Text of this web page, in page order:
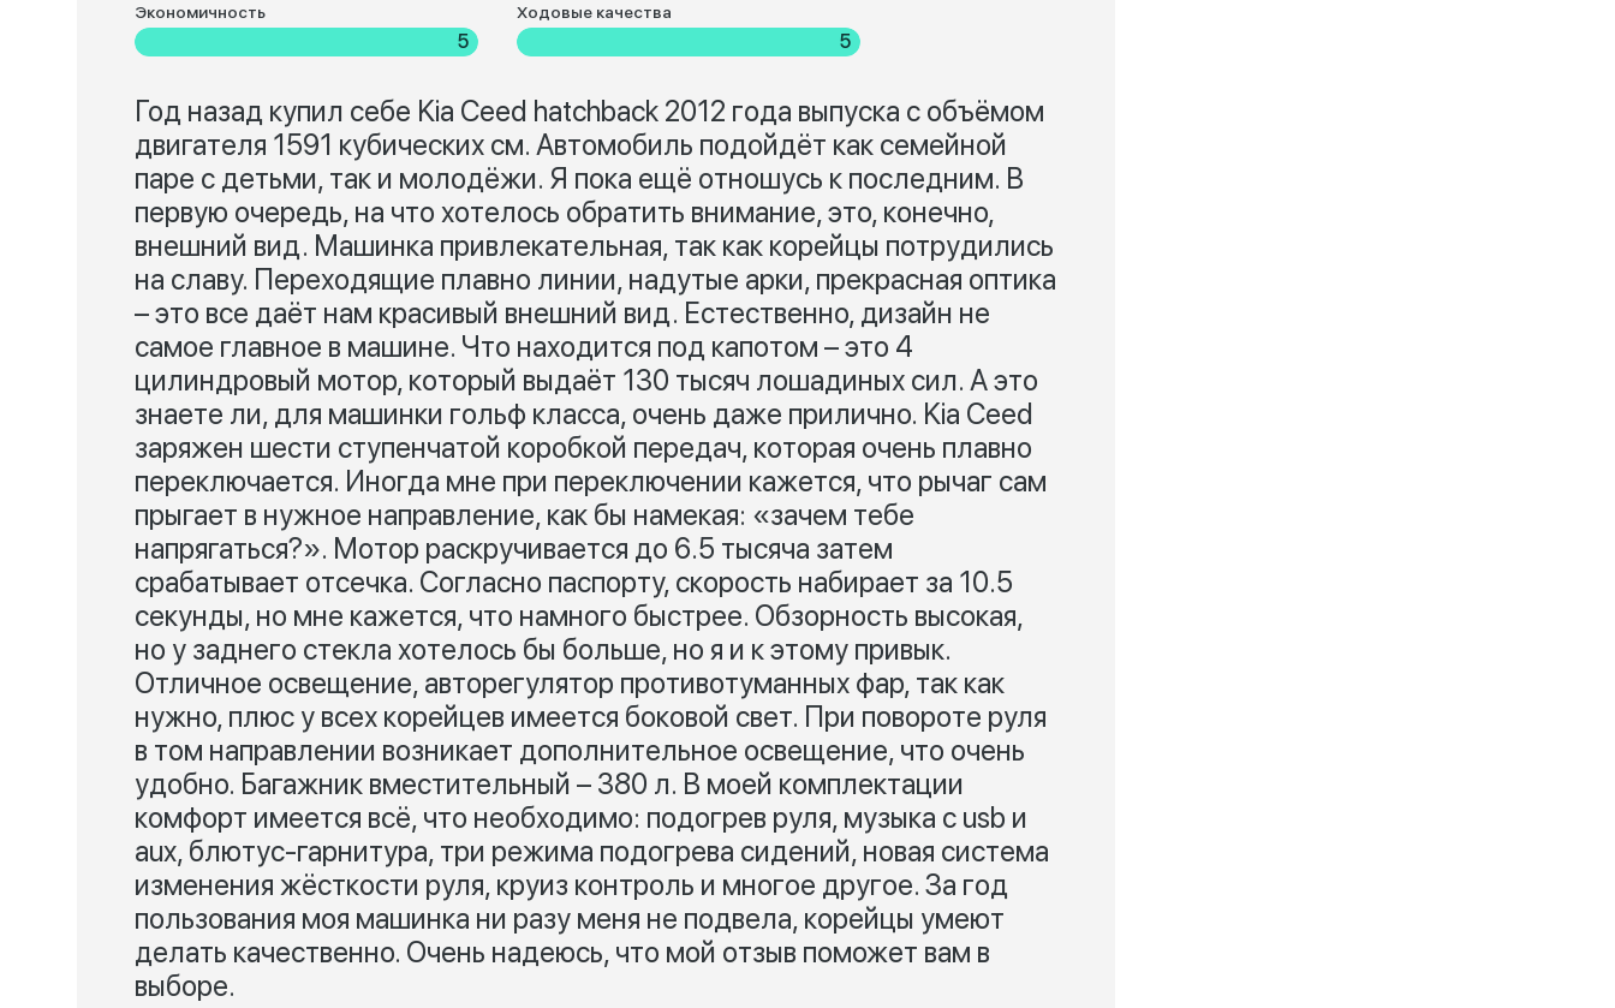
Экономичность
5
Ходовые качества
5
Год назад купил себе Kia Ceed hatchback 2012 года выпуска с объёмом
двигателя 1591 кубических см. Автомобиль подойдёт как семейной
паре с детьми, так и молодёжи. Я пока ещё отношусь к последним. В
первую очередь, на что хотелось обратить внимание, это, конечно,
внешний вид. Машинка привлекательная, так как корейцы потрудились
на славу. Переходящие плавно линии, надутые арки, прекрасная оптика
– это все даёт нам красивый внешний вид. Естественно, дизайн не
самое главное в машине. Что находится под капотом – это 4
цилиндровый мотор, который выдаёт 130 тысяч лошадиных сил. А это
знаете ли, для машинки гольф класса, очень даже прилично. Kia Ceed
заряжен шести ступенчатой коробкой передач, которая очень плавно
переключается. Иногда мне при переключении кажется, что рычаг сам
прыгает в нужное направление, как бы намекая: «зачем тебе
напрягаться?». Мотор раскручивается до 6.5 тысяча затем
срабатывает отсечка. Согласно паспорту, скорость набирает за 10.5
секунды, но мне кажется, что намного быстрее. Обзорность высокая,
но у заднего стекла хотелось бы больше, но я и к этому привык.
Отличное освещение, авторегулятор противотуманных фар, так как
нужно, плюс у всех корейцев имеется боковой свет. При повороте руля
в том направлении возникает дополнительное освещение, что очень
удобно. Багажник вместительный – 380 л. В моей комплектации
комфорт имеется всё, что необходимо: подогрев руля, музыка с usb и
aux, блютус-гарнитура, три режима подогрева сидений, новая система
изменения жёсткости руля, круиз контроль и многое другое. За год
пользования моя машинка ни разу меня не подвела, корейцы умеют
делать качественно. Очень надеюсь, что мой отзыв поможет вам в
выборе.